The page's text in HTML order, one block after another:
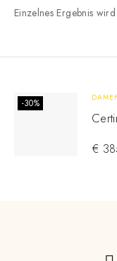
Einzelnes Ergebnis
-30%
€